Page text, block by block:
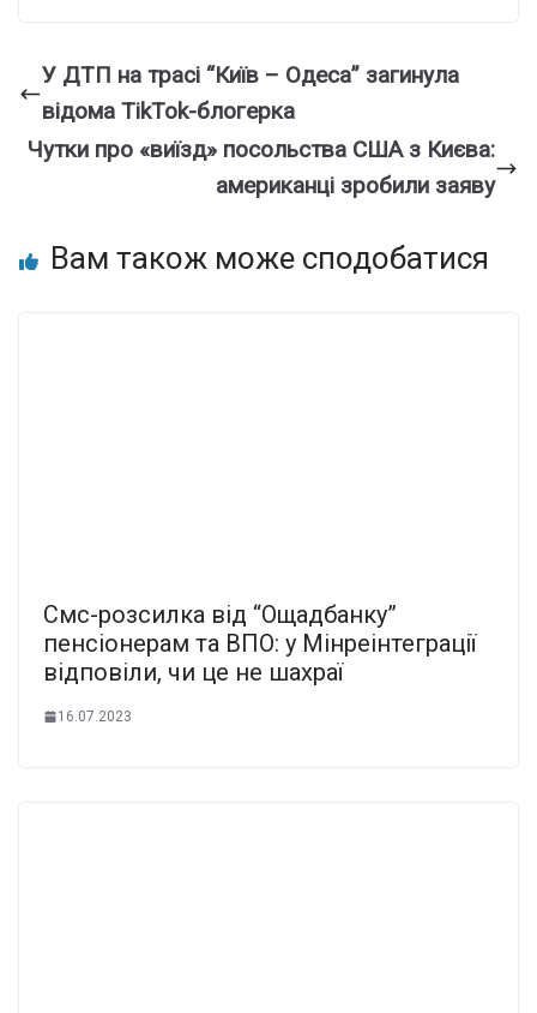
У ДТП на трасі “Київ – Одеса” загинула
відома TikTok-блогерка
Чутки про «виїзд» посольства США з Києва:
американці зробили заяву
Вам також може сподобатися
Смс-розсилка від “Ощадбанку”
пенсіонерам та ВПО: у Мінреінтеграції
відповіли, чи це не шахраї
16.07.2023